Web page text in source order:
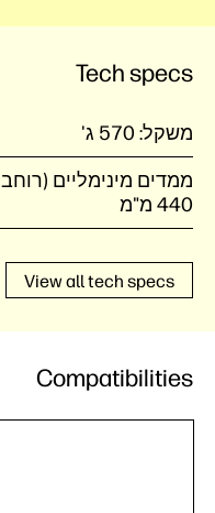
Tech specs
משקל: 570 ג'
ממדים מינימליים (רוחב x עומק x גובה):
440 מ"מ
View all tech specs
Compatibilities